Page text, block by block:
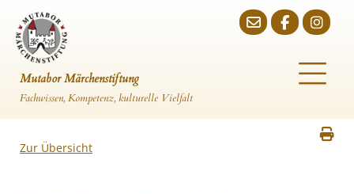
Mutabor Märchenstiftung
Fachwissen, Kompetenz, kulturelle Vielfalt
Zur Übersicht